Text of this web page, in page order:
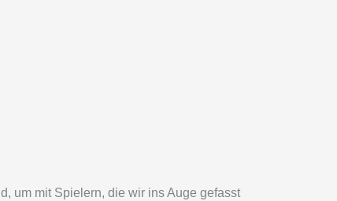
um mit Spielern, die wir ins Auge gefasst